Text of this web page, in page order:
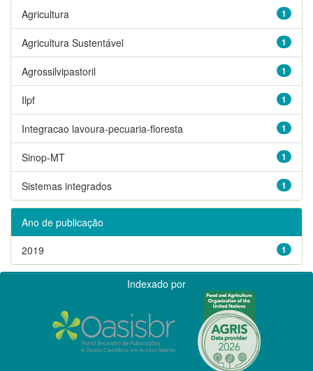
1
Agricultura
1
Agricultura Sustentável
1
Agrossilvipastoril
1
Ilpf
1
Integracao lavoura-pecuaria-floresta
1
Sinop-MT
1
Sistemas integrados
Ano de publicação
1
2019
Indexado por